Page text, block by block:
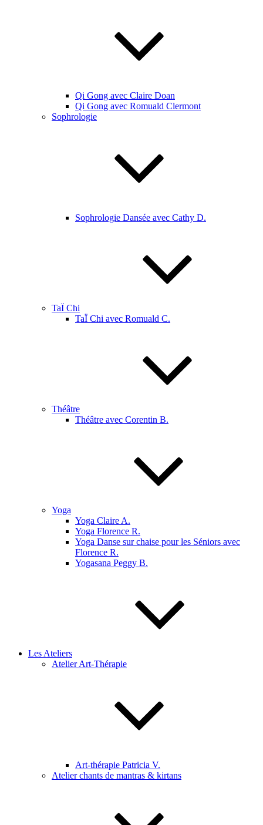
Qi Gong avec Claire Doan
Qi Gong avec Romuald Clermont
Sophrologie
Sophrologie Dansée avec Cathy D.
TaÏ Chi
TaÏ Chi avec Romuald C.
Théâtre
Théâtre avec Corentin B.
Yoga
Yoga Claire A.
Yoga Florence R.
Yoga Danse sur chaise pour les Séniors avec
Florence R.
Yogasana Peggy B.
Les Ateliers
Atelier Art-Thérapie
Art-thérapie Patricia V.
Atelier chants de mantras & kirtans